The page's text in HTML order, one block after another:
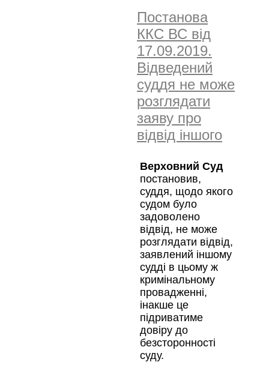
Постанова
ККС ВС від
17.09.2019.
Відведений
суддя не може
розглядати
заяву про
відвід іншого
Верховний Суд
постановив,
суддя, щодо якого
судом було
задоволено
відвід, не може
розглядати відвід,
заявлений іншому
судді в цьому ж
кримінальному
провадженні,
інакше це
підриватиме
довіру до
безсторонності
суду.